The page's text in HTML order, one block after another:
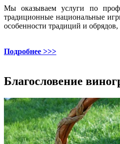
Мы оказываем услуги по
традиционные национальные
особенности традиций и
Подробнее >>>
Благословение